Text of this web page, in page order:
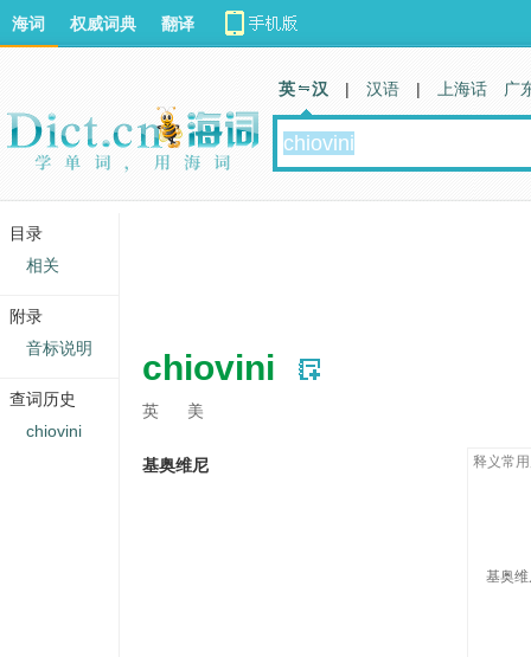
chiovini
英 美
基奥维尼 释义常
基奥
海词 权威词典 翻译
英 汉 | 汉语 | 上海话 广
目录
相关
附录
音标说明
查词历史
chiovini